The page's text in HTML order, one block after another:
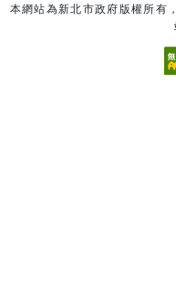
本網站為新北市政府版權所有